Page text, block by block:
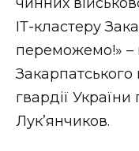
ІТ-кластеру
переможемо!»
Закарпатського
гвардії
Лук’янчиков.